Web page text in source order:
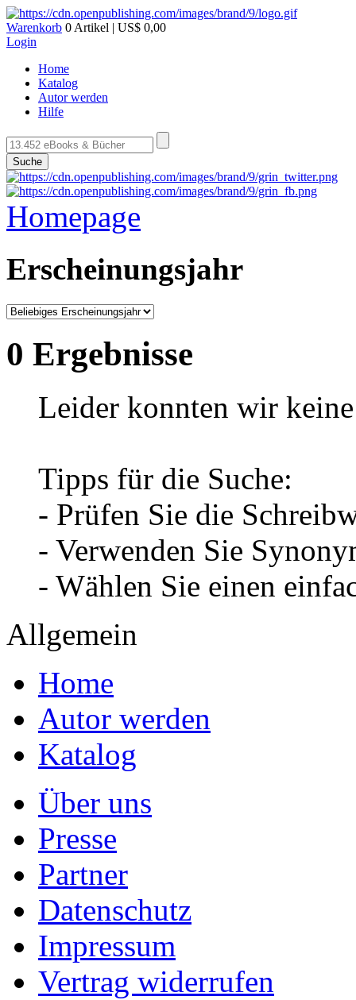
Warenkorb 0 Artikel | US$ 0,00
Login
Home
Katalog
Autor werden
Hilfe
Suche
Homepage
Erscheinungsjahr
0 Ergebnisse
Leider konnten wir
Tipps für die Suche:
- Prüfen Sie die
- Verwenden Sie
- Wählen Sie einen
Allgemein
Home
Autor werden
Katalog
Über uns
Presse
Partner
Datenschutz
Impressum
Vertrag widerrufen